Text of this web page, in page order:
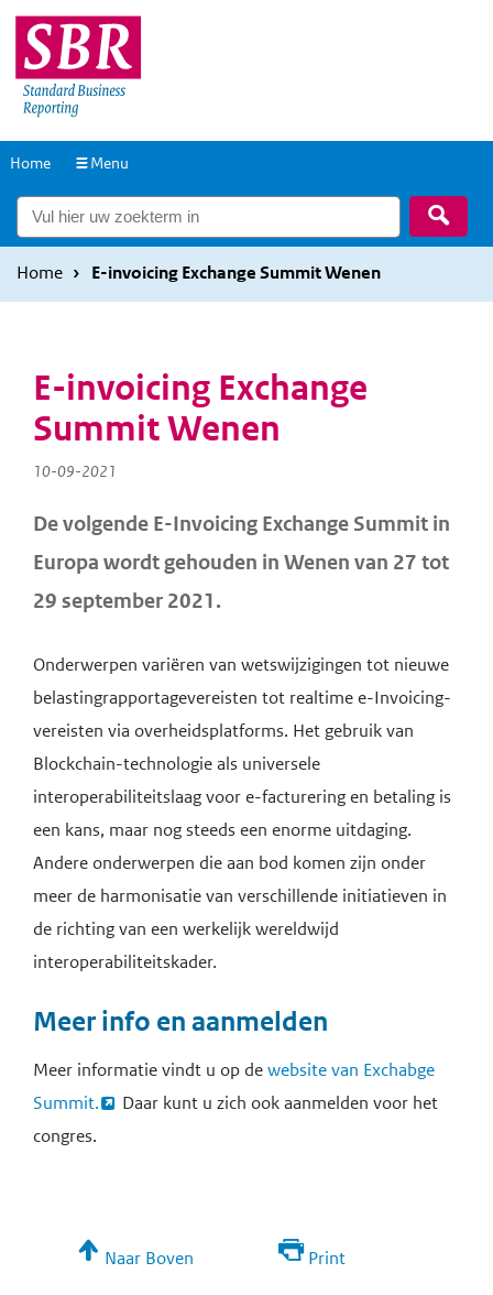
Overslaan
en
naar
inhoud
Overslaan
en
naar
hoofdnavigatie
Naar
homepage
Home Menu
Home E-invoicing Exchange Summit Wenen
E-invoicing Exchange
Summit Wenen
10-09-2021
De volgende E-Invoicing Exchange Summit in
Europa wordt gehouden in Wenen van 27 tot
29 september 2021.
Onderwerpen variëren van wetswijzigingen tot nieuwe
belastingrapportagevereisten tot realtime e-Invoicing-
vereisten via overheidsplatforms. Het gebruik van
Blockchain-technologie als universele
interoperabiliteitslaag voor e-facturering en betaling is
een kans, maar nog steeds een enorme uitdaging.
Andere onderwerpen die aan bod komen zijn onder
meer de harmonisatie van verschillende initiatieven in
de richting van een werkelijk wereldwijd
interoperabiliteitskader.
Meer info en aanmelden
Meer informatie vindt u op dewebsite van Exchabge
Summit.
Daar kunt u zich ook aanmelden voor het
congres.
Naar Boven Print